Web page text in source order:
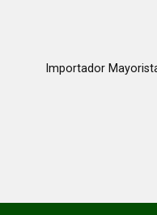
Importador